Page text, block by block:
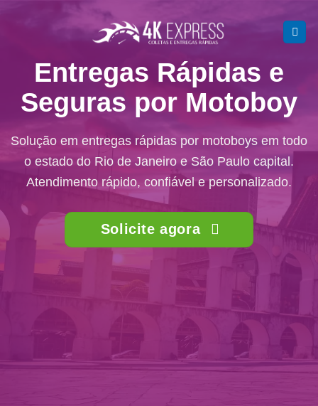
Entregas Rápidas e
Seguras por Motoboy
Solução em entregas rápidas por motoboys em todo
o estado do Rio de Janeiro e São Paulo capital.
Atendimento rápido, confiável e personalizado.
Solicite agora